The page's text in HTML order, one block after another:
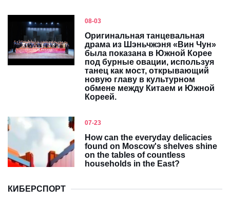
08-03
Оригинальная танцевальная
драма из Шэньчжэня «Вин Чун»
была показана в Южной Корее
под бурные овации, используя
танец как мост, открывающий
новую главу в культурном
обмене между Китаем и Южной
Кореей.
07-23
How can the everyday delicacies
found on Moscow's shelves shine
on the tables of countless
households in the East?
КИБЕРСПОРТ